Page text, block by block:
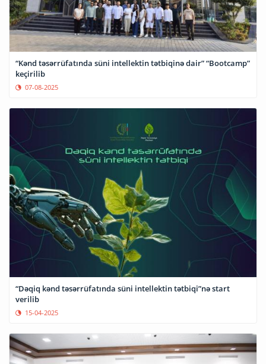
“Kənd təsərrüfatında süni intellektin tətbiqinə dair” “Bootcamp”
keçirilib
07-08-2025
“Dəqiq kənd təsərrüfatında süni intellektin tətbiqi”nə start
verilib
15-04-2025